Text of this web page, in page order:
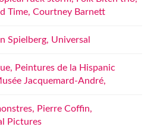
Time, Courtney Barnett
Spielberg, Universal
Peintures de la Hispanic
Jacquemard-André,
Pierre Coffin,
Pictures